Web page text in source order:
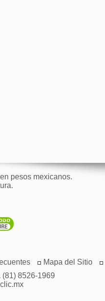
pesos mexicanos.
Mapa del Sitio
(81) 8526-1969